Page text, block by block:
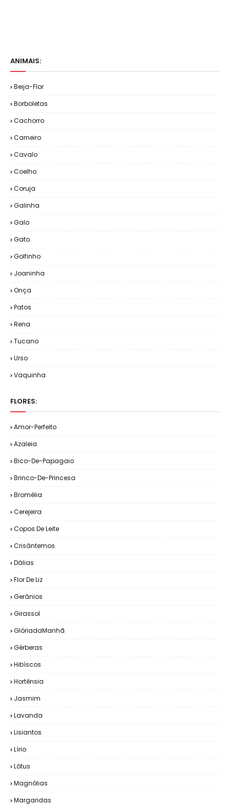
ANIMAIS:
Beija-Flor
Borboletas
Cachorro
Carneiro
Cavalo
Coelho
Coruja
Galinha
Galo
Gato
Golfinho
Joaninha
Onça
Patos
Rena
Tucano
Urso
Vaquinha
FLORES:
Amor-Perfeito
Azaleia
Bico-De-Papagaio
Brinco-De-Princesa
Bromélia
Cerejeira
Copos De Leite
Crisântemos
Dálias
Flor De Liz
Gerânios
Girassol
GlóriadaManhã
Gérberas
Hibíscos
Hortênsia
Jasmim
Lavanda
Lisiantos
Lírio
Lótus
Magnólias
Margaridas